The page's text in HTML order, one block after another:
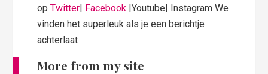
opTwitter| Facebook |Youtube| Instagram We
vinden het superleuk als je een berichtje
achterlaat
More from my site